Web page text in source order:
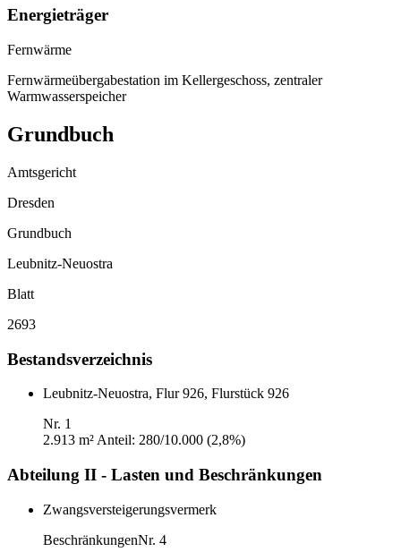
Energieträger
Fernwärme
Fernwärmeübergabestation im Kellergeschoss, zentraler
Warmwasserspeicher
Grundbuch
Amtsgericht
Dresden
Grundbuch
Leubnitz-Neuostra
Blatt
2693
Bestandsverzeichnis
Leubnitz-Neuostra, Flur 926, Flurstück 926
Nr. 1
2.913 m² Anteil: 280/10.000 (2,8%)
Abteilung II - Lasten und Beschränkungen
Zwangsversteigerungsvermerk
BeschränkungenNr. 4